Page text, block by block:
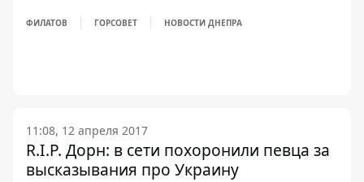
ФИЛАТОВ ГОРСОВЕТ НОВОСТИ ДНЕПРА
11:08, 12 апреля 2017
R.I.P. Дорн: в сети похоронили певца за
высказывания про Украину